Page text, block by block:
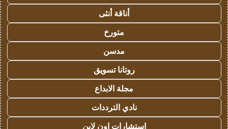
أناقة أنثى
متورخ
مدسن
روتانا تسويق
مجلة الابداع
نادي الترددات
استشارات اون لاين